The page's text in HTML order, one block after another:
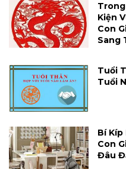
Kiện
Con
Sang
Tuổi
Tuổi
Bí Kíp
Con
Đâu